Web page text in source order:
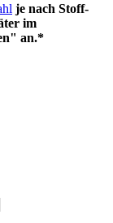
je nach Stoff-
im
an.*